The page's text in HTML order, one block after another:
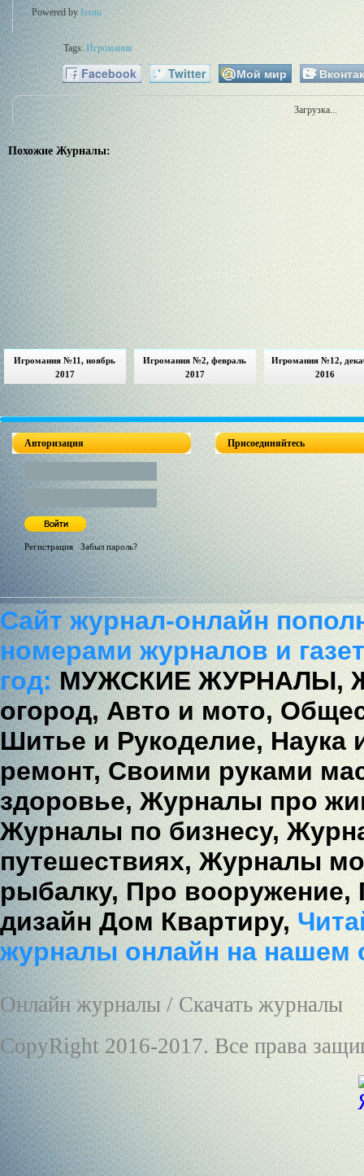
Powered byIssuu
Tags:Игромания
Facebook Twitter Мой мир
Загрузка...
Похожие Журналы:
Игромания №11, ноябрь
2017
Игромания №2, февраль
2017
Игромания №12,
2016
Авторизация
Регистрация /Забыл пароль?
Присоединяйтесь
Сайт журнал-онлайн
номерами журналов и
год:МУЖСКИЕ ЖУРНАЛЫ,
огород, Авто и мото,
Шитье и Рукоделие, Наука
ремонт, Своими руками
здоровье, Журналы про
Журналы по бизнесу,
путешествиях, Журналы
рыбалку, Про вооружение,
дизайн Дом Квартиру,
журналы онлайн на нашем
Онлайн журналы / Скачать журналы
CopyRight 2016-2017. Все права